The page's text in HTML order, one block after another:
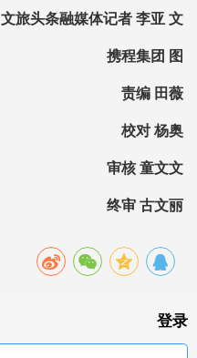
文旅头条融媒体记者 李亚 文
携程集团 图
责编 田薇
校对 杨奥
审核 童文文
终审 古文丽
登录